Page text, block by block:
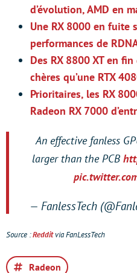
d’évolution, AMD en
Une RX 8000 en fuite
performances de
Des RX 8800 XT en
chères qu’une RTX
Prioritaires, les RX
Radeon RX 7000
An effective fanless
larger than the PCB
— FanlessTech
Source :Redditvia FanLessTech
Radeon